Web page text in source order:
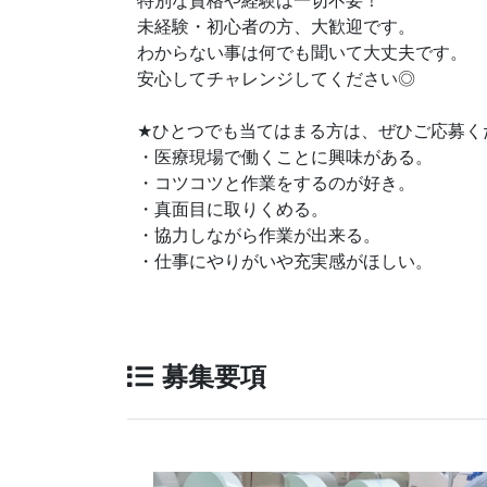
未経験・初心者の方、大歓迎です。
わからない事は何でも聞いて大丈夫です。
安心してチャレンジしてください◎
★ひとつでも当てはまる方は、ぜひご応募く
・医療現場で働くことに興味がある。
・コツコツと作業をするのが好き。
・真面目に取りくめる。
・協力しながら作業が出来る。
・仕事にやりがいや充実感がほしい。
募集要項